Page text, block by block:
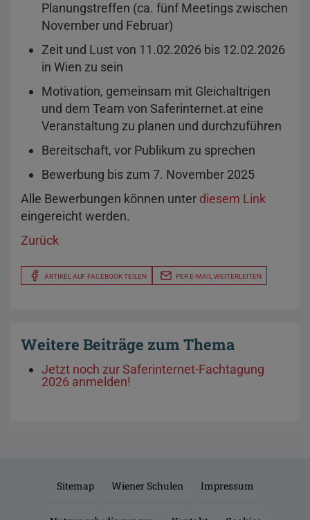
Planungstreffen (ca. fünf Meetings zwischen
November und Februar)
Zeit und Lust von 11.02.2026 bis 12.02.2026
in Wien zu sein
Motivation, gemeinsam mit Gleichaltrigen
und dem Team von Saferinternet.at eine
Veranstaltung zu planen und durchzuführen
Bereitschaft, vor Publikum zu sprechen
Bewerbung bis zum 7. November 2025
Alle Bewerbungen können unter diesem Link
eingereicht werden.
Zurück
ARTIKEL AUF FACEBOOK TEILEN PER E-MAIL WEITERLEITEN
Weitere Beiträge zum Thema
Jetzt noch zur Saferinternet-Fachtagung
2026 anmelden!
Sitemap Wiener Schulen Impressum